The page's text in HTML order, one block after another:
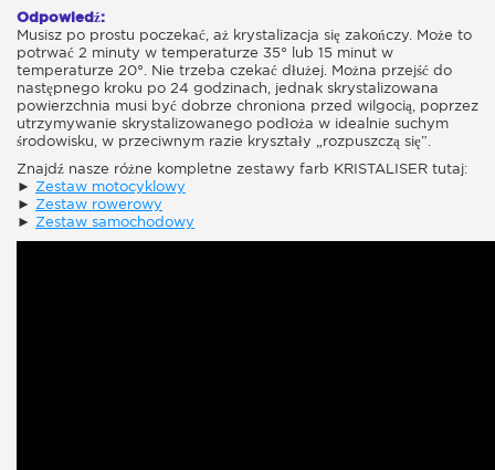
Odpowiedź:
Musisz po prostu poczekać, aż krystalizacja się zakończy. Może to
potrwać 2 minuty w temperaturze 35° lub 15 minut w
temperaturze 20°. Nie trzeba czekać dłużej. Można przejść do
następnego kroku po 24 godzinach, jednak skrystalizowana
powierzchnia musi być dobrze chroniona przed wilgocią, poprzez
utrzymywanie skrystalizowanego podłoża w idealnie suchym
środowisku, w przeciwnym razie kryształy „rozpuszczą się”.
Znajdź nasze różne kompletne zestawy farb KRISTALISER tutaj:
► Zestaw motocyklowy
► Zestaw rowerowy
► Zestaw samochodowy